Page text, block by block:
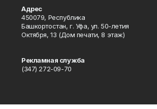
Адрес
450079, Республика
Башкортостан, г. Уфа, ул. 50-летия
Октября, 13 (Дом печати, 8 этаж)
Рекламная служба
(347) 272-09-70